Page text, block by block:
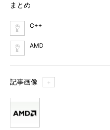
まとめ
C++
AMD
記事画像 ＋